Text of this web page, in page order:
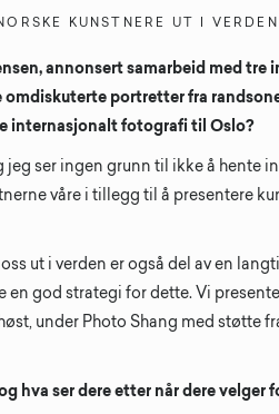
KUNSTNERE UT I VERDEN
annonsert samarbeid med tre
omdiskuterte portretter fra
internasjonalt fotografi til Oslo?
ser ingen grunn til ikke å hente
våre i tillegg til å presentere
ut i verden er også del av en
en god strategi for dette. Vi
under Photo Shang med støtte
hva ser dere etter når dere velger